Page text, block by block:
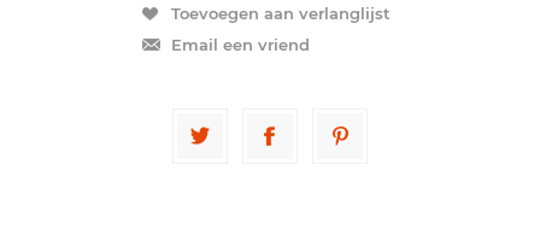
Toevoegen aan verlanglijst
Email een vriend